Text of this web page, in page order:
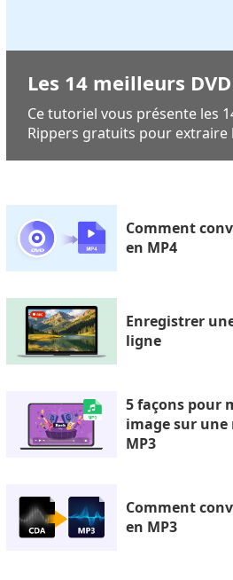
Les 14 meilleurs
Ce tutoriel vous présente les
Rippers gratuits pour extraire
Comment
en MP4
Enregistrer
ligne
5 façons pour
image sur une
MP3
Comment
en MP3